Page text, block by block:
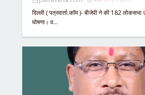
दिल्ली ( पत्रवार्ता.कॉम )- बीजेपी ने की 182 लोकसभा
घोषणा। व…